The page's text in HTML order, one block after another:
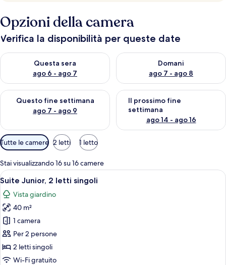
Opzioni della camera
Verifica la disponibilità per queste date
Questa sera
ago 6 - ago 7
Verifica la disponibilità per questa sera, ago 6 - ago 7
Domani
ago 7 - ago 8
Verifica la disponibilità per
Questo fine settimana
ago 7 - ago 9
Verifica la disponibilità per questo fine settimana, ago 7 - ago
Il prossimo fine
settimana
ago 14 - ago 16
Verifica la disponibilità per il
Filtri
disponibili
per
le
camere
Tutte le camere 2 letti 1 letto
Stai visualizzando 16 su 16 camere
Apri
tutte
le
foto
per
Suite
Junior,
2
Una camera d'albergo con un letto,
5
Suite Junior, 2 letti singoli
Vista giardino
40 m²
1 camera
Per 2 persone
2 letti singoli
Wi-Fi gratuito